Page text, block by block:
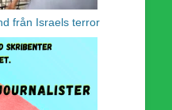
från Israels terror